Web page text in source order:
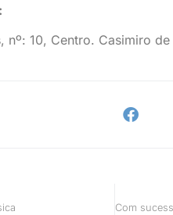
nº: 10, Centro. Casimiro